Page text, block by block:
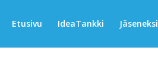
Etusivu IdeaTankki Jäseneksi